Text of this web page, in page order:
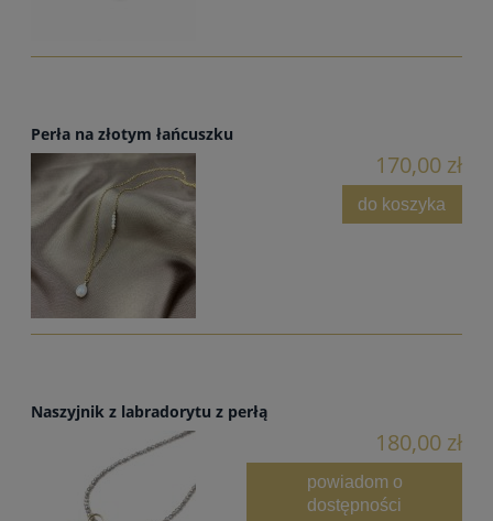
Perła na złotym łańcuszku
170,00 zł
do koszyka
Naszyjnik z labradorytu z perłą
180,00 zł
powiadom o
dostępności